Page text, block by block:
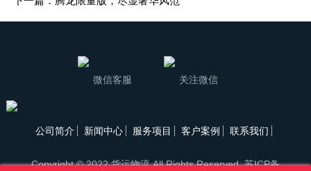
微信客服 关注微信
公司简介 新闻中心 服务项目 客户案例 联系我们
Copyright © 2022 货运物流 All Rights Reserved.苏ICP备